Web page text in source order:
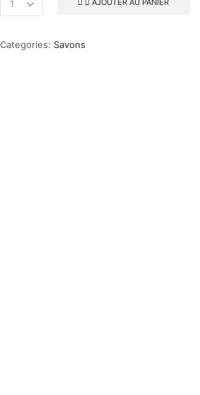
AJOUTER AU PANIER
Categories: Savons